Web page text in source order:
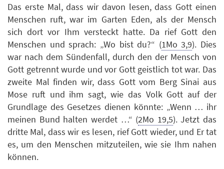
Das erste Mal, dass wir davon lesen, dass Gott einen
Menschen ruft, war im Garten Eden, als der Mensch
sich dort vor Ihm versteckt hatte. Da rief Gott den
Menschen und sprach: „Wo bist du?“ (1Mo 3,9). Dies
war nach dem Sündenfall, durch den der Mensch von
Gott getrennt wurde und vor Gott geistlich tot war. Das
zweite Mal finden wir, dass Gott vom Berg Sinai aus
Mose ruft und ihm sagt, wie das Volk Gott auf der
Grundlage des Gesetzes dienen könnte: „Wenn … ihr
meinen Bund halten werdet …“ (2Mo 19,5). Jetzt das
dritte Mal, dass wir es lesen, rief Gott wieder, und Er tat
es, um den Menschen mitzuteilen, wie sie Ihm nahen
können.